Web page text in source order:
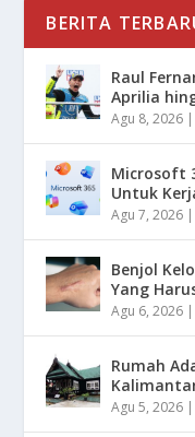
BERITA
Raul
Aprilia
Agu 8, 2026 |
Microsoft
Untuk
Agu 7, 2026 |
Benjol
Yang
Agu 6, 2026 |
Rumah
Agu 5, 2026 |